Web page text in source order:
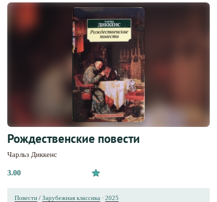
Рождественские повести
Чарльз Диккенс
3.00
Повести / Зарубежная классика · 2025